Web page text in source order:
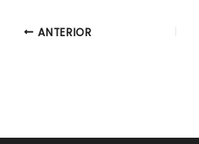
ANTERIOR